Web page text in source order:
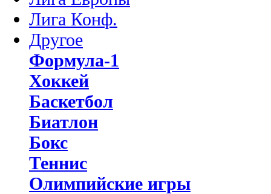
Лига Конф.
Другое
Формула-1
Хоккей
Баскетбол
Биатлон
Бокс
Теннис
Олимпийские игры